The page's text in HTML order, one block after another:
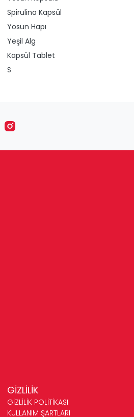
Spirulina Kapsül
Yosun Hapı
Yeşil Alg
Kapsül Tablet​
S
GİZLİLİK
GİZLİLİK POLİTİKASI
KULLANIM ŞARTLARI